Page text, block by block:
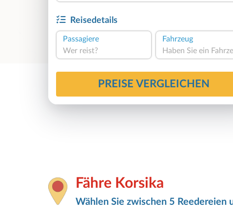
Reisedetails
Passagiere
Wer reist?
Fahrzeug
PREISE VERGLEICHEN
Fähre Korsika
Wählen Sie zwischen 5 Reedereien